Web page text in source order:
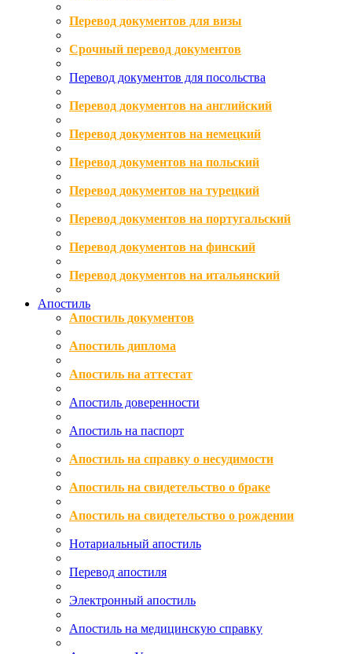
Перевод документов для визы
Срочный перевод документов
Перевод документов для посольства
Перевод документов на английский
Перевод документов на немецкий
Перевод документов на польский
Перевод документов на турецкий
Перевод документов на португальский
Перевод документов на финский
Перевод документов на итальянский
Апостиль
Апостиль документов
Апостиль диплома
Апостиль на аттестат
Апостиль доверенности
Апостиль на паспорт
Апостиль на справку о несудимости
Апостиль на свидетельство о браке
Апостиль на свидетельство о рождении
Нотариальный апостиль
Перевод апостиля
Электронный апостиль
Апостиль на медицинскую справку